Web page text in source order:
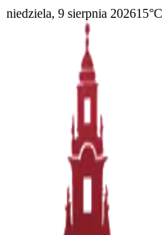
niedziela, 9 sierpnia 202615°C